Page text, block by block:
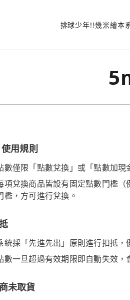
排球少年!!幾米繪本
用規則
數僅限「點數兌換」或「點數加
項兌換商品皆設有固定點數門檻
檻，方可進行兌換。
統採「先進先出」原則進行扣抵，
數一旦超過有效期限即自動失效，
未取貨